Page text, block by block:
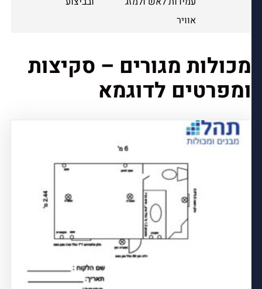
אוויר
מכולות מגורים – סקיצות
ומפרטים לדוגמא